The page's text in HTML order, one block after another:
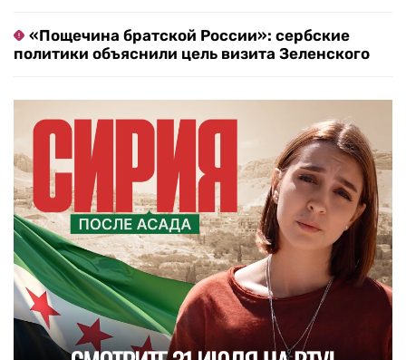
«Пощечина братской России»: сербские
политики объяснили цель визита Зеленского